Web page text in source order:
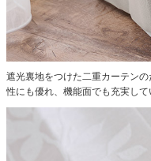
遮光裏地をつけた二重カーテン
性にも優れ、機能面でも充実して